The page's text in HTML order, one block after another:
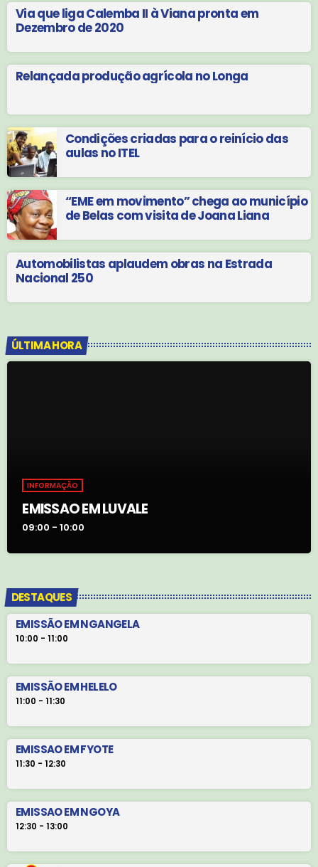
Via que liga Calemba II à Viana pronta em
Dezembro de 2020
Relançada produção agrícola no Longa
Condições criadas para o reinício das
aulas no ITEL
“EME em movimento” chega ao município
de Belas com visita de Joana Liana
Automobilistas aplaudem obras na Estrada
Nacional 250
ÚLTIMA HORA
INFORMAÇÃO
EMISSAO EM LUVALE
09:00 - 10:00
DESTAQUES
EMISSÃO EM NGANGELA
10:00 - 11:00
EMISSÃO EM HELELO
11:00 - 11:30
EMISSAO EM FYOTE
11:30 - 12:30
EMISSAO EM NGOYA
12:30 - 13:00